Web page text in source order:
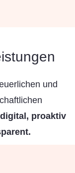
und
digital, proaktiv